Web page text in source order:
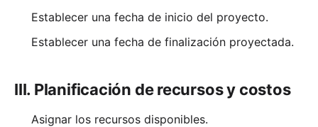
Establecer una fecha de inicio del proyecto.
Establecer una fecha de finalización proyectada.
III. Planificación de recursos y costos
Asignar los recursos disponibles.